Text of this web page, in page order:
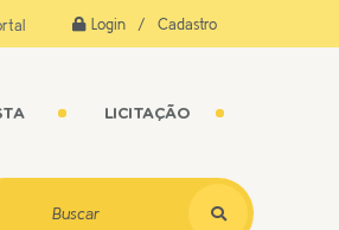
Login / Cadastro
LICITAÇÃO